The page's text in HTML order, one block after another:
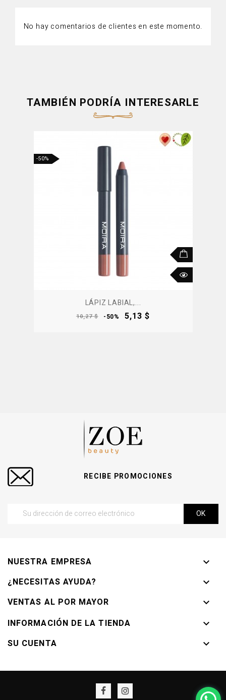
No hay comentarios de clientes en este momento.
TAMBIÉN PODRÍA INTERESARLE
-50%
LÁPIZ LABIAL,...
Precio
10,27 $ -50% Precio
5,13 $
RECIBE PROMOCIONES
NUESTRA EMPRESA

¿NECESITAS AYUDA?

VENTAS AL POR MAYOR

INFORMACIÓN DE LA TIENDA

SU CUENTA
